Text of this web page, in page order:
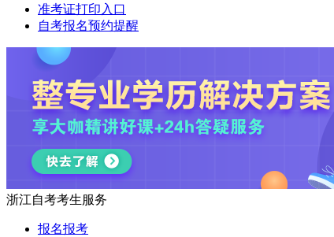
准考证打印入口
自考报名预约提醒
浙江自考考生服务
报名报考